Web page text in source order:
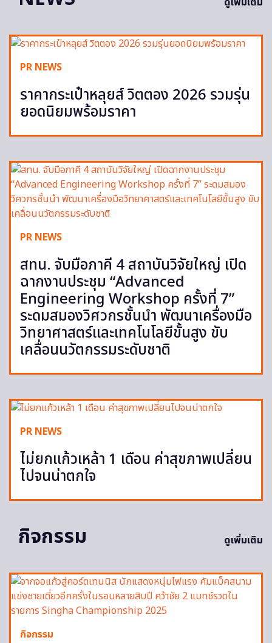
PR NEWS
ราคากระเป๋าหลุยส์ วิตตอง 2026 รวมรุ่น
ยอดนิยมพร้อมราคา
PR NEWS
สทน. จับมือภาคี 4 สถาบันวิจัยใหญ่ เปิด
ฉากงานประชุม “Advanced
Engineering Workshop ครั้งที่ 7”
ระดมสมองวิศวกรชั้นนำ พัฒนาเครื่องมือ
วิทยาศาสตร์และเทคโนโลยีขั้นสูง ขับ
เคลื่อนนวัตกรรมระดับชาติ
PR NEWS
ไม่ยกแก้วเหล้า 1 เดือน ค่าสุขภาพเปลี่ยน
ไปจนน่าตกใจ
กิจกรรม ดูเพิ่มเติม
กิจกรรม